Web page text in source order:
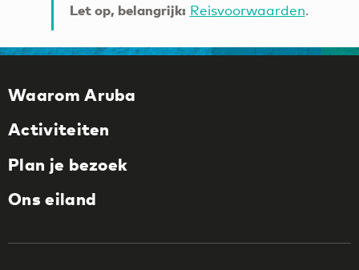
Let op, belangrijk: Reisvoorwaarden.
Waarom Aruba
Activiteiten
Plan je bezoek
Ons eiland